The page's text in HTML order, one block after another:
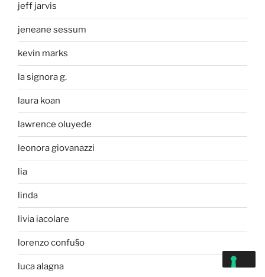
jeff jarvis
jeneane sessum
kevin marks
la signora g.
laura koan
lawrence oluyede
leonora giovanazzi
lia
linda
livia iacolare
lorenzo confu§o
luca alagna